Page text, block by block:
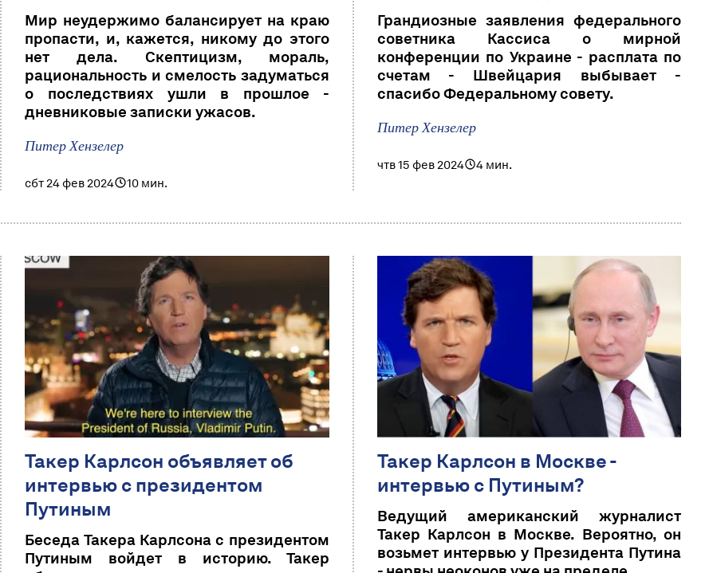
Мир неудержимо балансирует на краю
пропасти, и, кажется, никому до этого
нет дела. Скептицизм, мораль,
рациональность и смелость задуматься
о последствиях ушли в прошлое -
дневниковые записки ужасов.
Питер Хензелер
сбт 24 фев 2024 10 мин.
Грандиозные заявления федерального
советника Кассиса о мирной
конференции по Украине - расплата по
счетам - Швейцария выбывает -
спасибо Федеральному совету.
Питер Хензелер
чтв 15 фев 2024 4 мин.
Такер Карлсон объявляет об
интервью с президентом
Путиным
Беседа Такера Карлсона с президентом
Путиным войдет в историю. Такер
Такер Карлсон в Москве -
интервью с Путиным?
Ведущий американский журналист
Такер Карлсон в Москве. Вероятно, он
возьмет интервью у Президента Путина